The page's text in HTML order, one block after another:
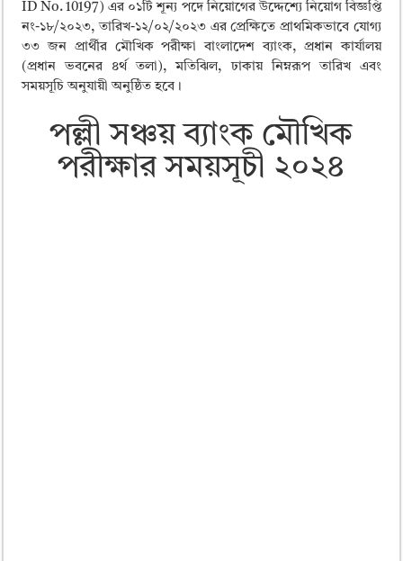
ID No. 10197) এর ০১টি শূন্য পদে নিয়োগের উদ্দেশ্যে নিয়োগ বিজ্ঞপ্তি
নং-১৮/২০২৩, তারিখ-১২/০২/২০২৩ এর প্রেক্ষিতে প্রাথমিকভাবে যোগ্য
৩৩ জন প্রার্থীর মৌখিক পরীক্ষা বাংলাদেশ ব্যাংক, প্রধান কার্যালয়
(প্রধান ভবনের ৪র্থ তলা), মতিঝিল, ঢাকায় নিম্নরূপ তারিখ এবং
সময়সূচি অনুযায়ী অনুষ্ঠিত হবে।
পল্লী সঞ্চয় ব্যাংক মৌখিক
পরীক্ষার সময়সূচী ২০২৪